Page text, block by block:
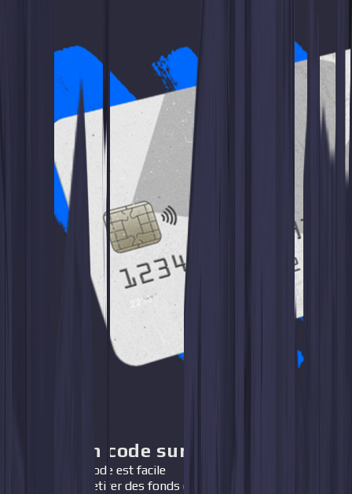
Activer un code sur WhiteBIT
Créer un code est facile
Tu peux retirer des fonds dans plus de 10 devises